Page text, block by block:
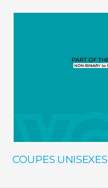
COUPES UNISEXES